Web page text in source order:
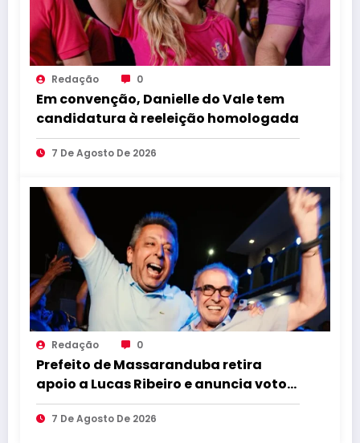
Redação 0
Em convenção, Danielle do Vale tem
candidatura à reeleição homologada
7 De Agosto De 2026
Redação 0
Prefeito de Massaranduba retira
apoio a Lucas Ribeiro e anuncia voto
em Cícero para o Governo
7 De Agosto De 2026